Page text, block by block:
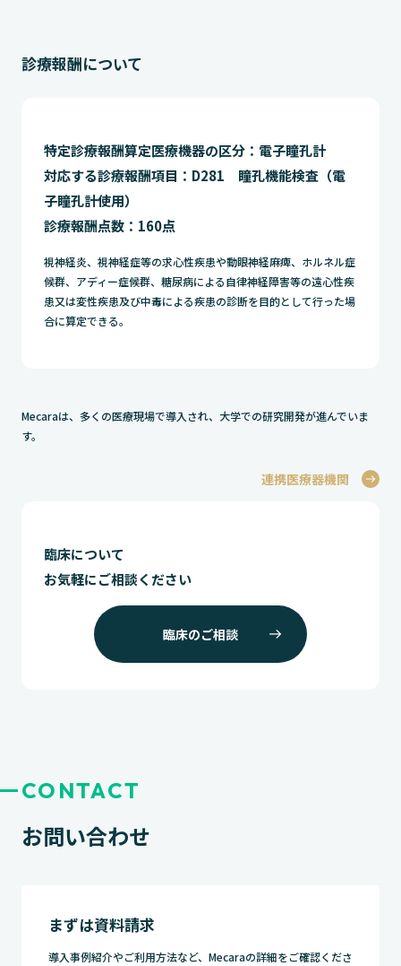
診療報酬について
特定診療報酬算定医療機器の区分：電子瞳孔計
対応する診療報酬項目：D281 瞳孔機能検査（電
子瞳孔計使用）
診療報酬点数：160点
視神経炎、視神経症等の求心性疾患や動眼神経麻痺、ホルネル症
候群、アディー症候群、糖尿病による自律神経障害等の遠心性疾
患又は変性疾患及び中毒による疾患の診断を目的として行った場
合に算定できる。
Mecaraは、多くの医療現場で導入され、大学での研究開発が進んでいま
す。
連携医療器機関
臨床について
お気軽にご相談ください
臨床のご相談
CONTACT
お問い合わせ
まずは資料請求
導入事例紹介やご利用方法など、Mecaraの詳細をご確認くださ